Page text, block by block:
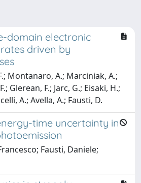
domain electronic
driven by
Montanaro, A.; Marciniak, A.;
Glerean, F.; Jarc, G.; Eisaki, H.;
A.; Avella, A.; Fausti, D.
time uncertainty in
Fausti, Daniele;